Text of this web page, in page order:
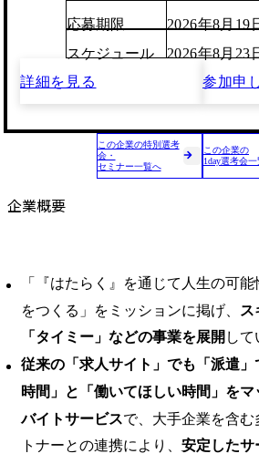
応募期限
2026年8月19
スケジュール
2026年8月23
詳細を見る
参加申
この企業の特別選考
会・
セミナー一覧へ
この企業の
1day選考会
企業概要
「『はたらく』を通じて人生の可
をつくる」をミッションに掲げ、
ス
「タイミー」などの事業を展開 して
従来の「求人サイト」でも「派遣
時間」と「働いてほしい時間」を
バイトサービスで、大手企業を含
トナーとの連携により、 安定したサ